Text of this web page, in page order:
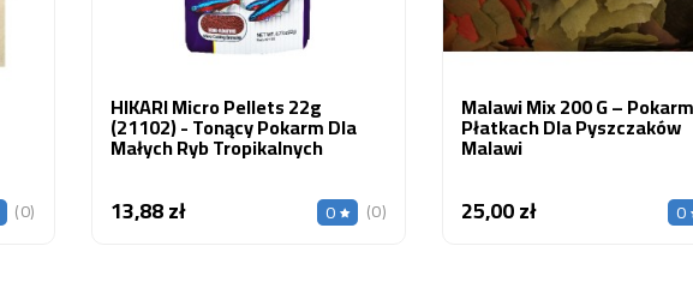
(0)
HIKARI Micro Pellets 22g
(21102) - Tonący Pokarm Dla
Małych Ryb Tropikalnych
13,88 złCena 0 (0)
Malawi Mix 200 G –
Płatkach Dla Pyszczaków
Malawi
25,00 złCena 0